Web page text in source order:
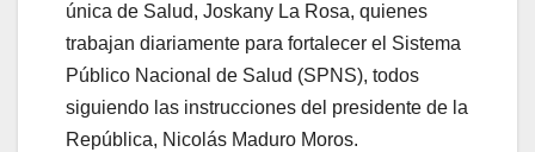
única de Salud, Joskany La Rosa, quienes
trabajan diariamente para fortalecer el Sistema
Público Nacional de Salud (SPNS), todos
siguiendo las instrucciones del presidente de la
República, Nicolás Maduro Moros.